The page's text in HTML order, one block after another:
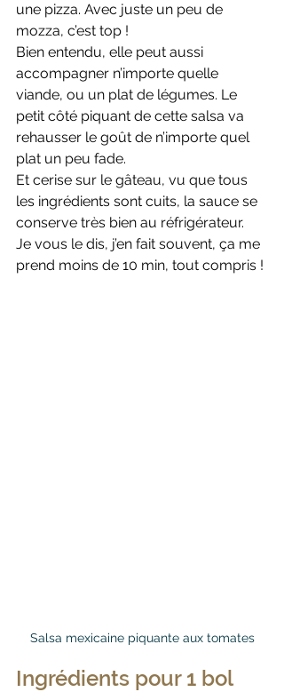
une pizza. Avec juste un peu de
mozza, c’est top !
Bien entendu, elle peut aussi
accompagner n’importe quelle
viande, ou un plat de légumes. Le
petit côté piquant de cette salsa va
rehausser le goût de n’importe quel
plat un peu fade.
Et cerise sur le gâteau, vu que tous
les ingrédients sont cuits, la sauce se
conserve très bien au réfrigérateur.
Je vous le dis, j’en fait souvent, ça me
prend moins de 10 min, tout compris !
Salsa mexicaine piquante aux tomates
Ingrédients pour 1 bol